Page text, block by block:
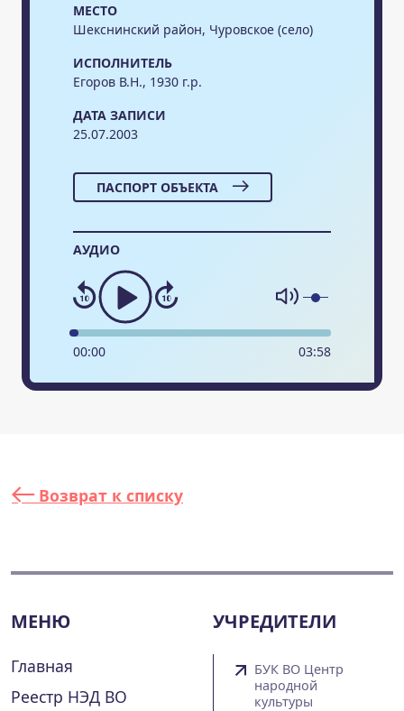
МЕСТО
Шекснинский район, Чуровское (село)
ИСПОЛНИТЕЛЬ
Егоров В.Н., 1930 г.р.
ДАТА ЗАПИСИ
25.07.2003
ПАСПОРТ ОБЪЕКТА
АУДИО
00:00 03:58
Возврат к списку
МЕНЮ
Главная
Реестр НЭД ВО
УЧРЕДИТЕЛИ
БУК ВО Центр
народной
культуры